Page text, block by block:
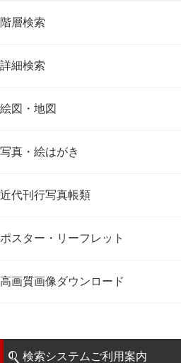
階層検索
詳細検索
絵図・地図
写真・絵はがき
近代刊行写真帳類
ポスター・リーフレット
高画質画像ダウンロード
検索システムご利用案内